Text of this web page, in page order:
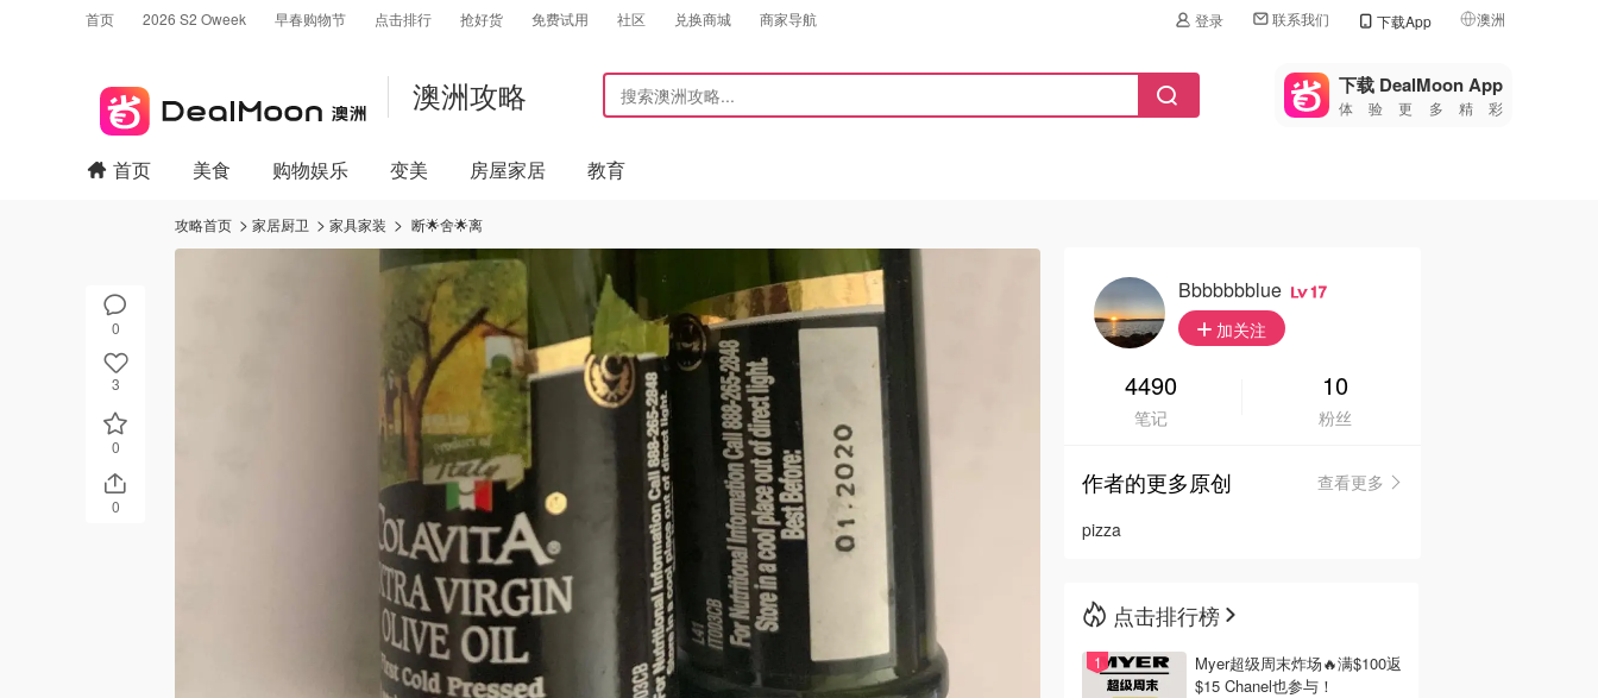
首页 2026 S2 Oweek 早春购物节 点击排行 抢好货 免费试用 社区 兑换商城 商家导航 登录 联系我们 下载App 澳洲
🇺🇸
🇨🇳 中国
🇦🇺
🇳🇿新西兰
澳洲攻略 下载 DealMoon App
体验更多精彩
0
3
0
0
首页 美食 购物娱乐 变美 房屋家居 教育
攻略首页 家居厨卫 家具家装 断🌟舍🌟离
Bbbbbbblue 17
加关注
4490
笔记
10
粉丝
作者的更多原创
查看更多
pizza
点击排行榜
Myer超级周末炸场🔥满$100返
$15 Chanel也参与！